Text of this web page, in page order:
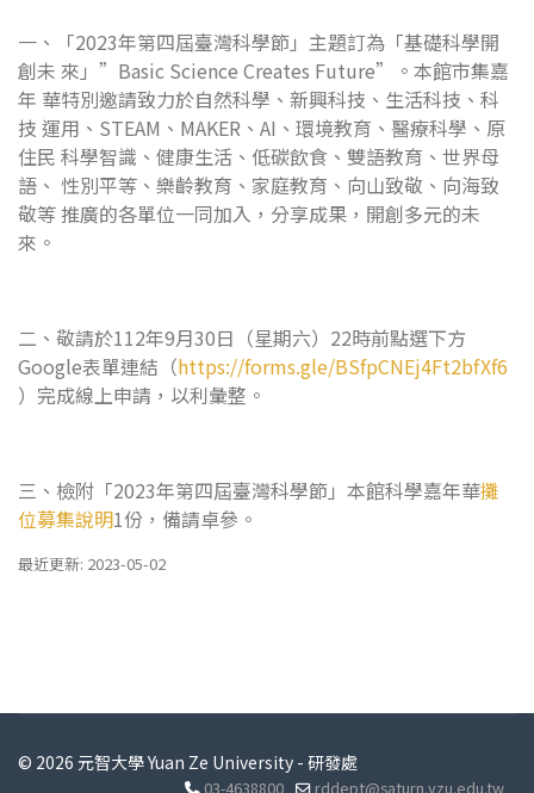
一、「2023年第四屆臺灣科學節」主題訂為「基礎科學開
創未 來」”Basic Science Creates Future”。本館市集嘉
年 華特別邀請致力於自然科學、新興科技、生活科技、科
技 運用、STEAM、MAKER、AI、環境教育、醫療科學、原
住民 科學智識、健康生活、低碳飲食、雙語教育、世界母
語、 性別平等、樂齡教育、家庭教育、向山致敬、向海致
敬等 推廣的各單位一同加入，分享成果，開創多元的未
來。
二、敬請於112年9月30日（星期六）22時前點選下方
Google表單連結（https://forms.gle/BSfpCNEj4Ft2bfXf6
）完成線上申請，以利彙整。
三、檢附「2023年第四屆臺灣科學節」本館科學嘉年華攤
位募集說明1份，備請卓參。
最近更新: 2023-05-02
© 2026 元智大學 Yuan Ze University - 研發處
03-4638800 rddept@saturn.yzu.edu.tw